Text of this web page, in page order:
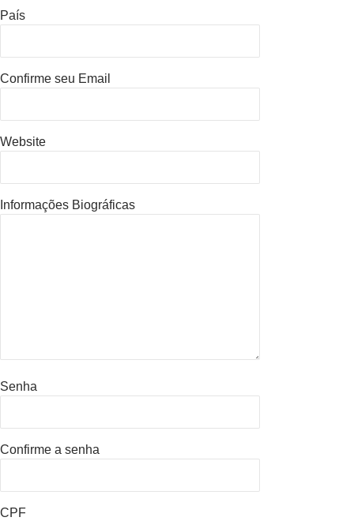
País
Confirme seu Email
Website
Informações Biográficas
Senha
Confirme a senha
CPF